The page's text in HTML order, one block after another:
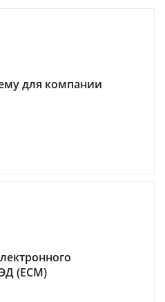
для компании
(ECM)